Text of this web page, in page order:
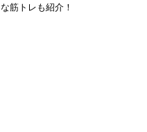
な筋トレも紹介！